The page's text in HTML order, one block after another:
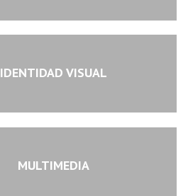
IDENTIDAD VISUAL
MULTIMEDIA